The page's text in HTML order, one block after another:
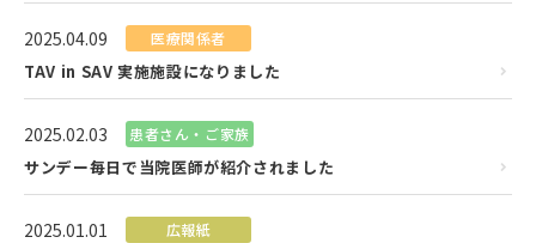
2025.04.09 医療関係者
TAV in SAV 実施施設になりました
2025.02.03 患者さん・ご家族
サンデー毎日で当院医師が紹介されました
2025.01.01 広報紙